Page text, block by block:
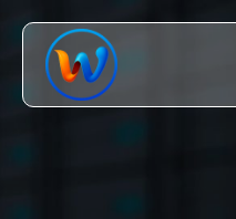
đến